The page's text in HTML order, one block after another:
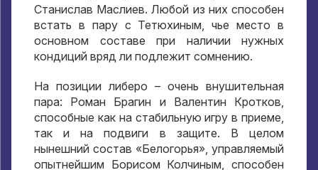
Станислав Маслиев. Любой из них способен
встать в пару с Тетюхиным, чье место в
основном составе при наличии нужных
кондиций вряд ли подлежит сомнению.
На позиции либеро – очень внушительная
пара: Роман Брагин и Валентин Кротков,
способные как на стабильную игру в приеме,
так и на подвиги в защите. В целом
нынешний состав «Белогорья», управляемый
опытнейшим Борисом Колчиным, способен